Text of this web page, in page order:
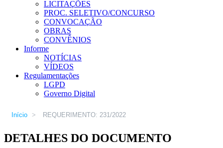
LICITAÇÕES
PROC. SELETIVO/CONCURSO
CONVOCAÇÃO
OBRAS
CONVÊNIOS
Informe
NOTÍCIAS
VÍDEOS
Regulamentações
LGPD
Governo Digital
Início > REQUERIMENTO: 231/2022
DETALHES DO DOCUMENTO